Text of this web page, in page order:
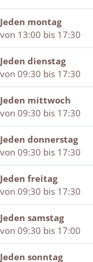
t
l
t
e
t
i
l
d
t
x
t
e
l
e
x
i
e
e
d
e
x
i
e
Jeden montag
von 13:00 bis 17:30
Jeden dienstag
von 09:30 bis 17:30
Jeden mittwoch
von 09:30 bis 17:30
Jeden donnerstag
von 09:30 bis 17:30
Jeden freitag
von 09:30 bis 17:30
Jeden samstag
von 09:30 bis 17:00
Jeden sonntag